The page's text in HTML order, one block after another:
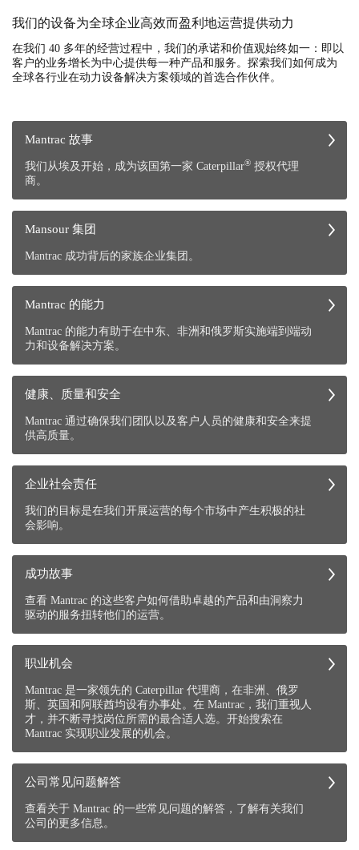
我们的设备为全球企业高效而盈利地运营提供动力
在我们 40 多年的经营过程中，我们的承诺和价值观始终如一：即以
客户的业务增长为中心提供每一种产品和服务。探索我们如何成为
全球各行业在动力设备解决方案领域的首选合作伙伴。
Mantrac 故事
我们从埃及开始，成为该国第一家 Caterpillar® 授权代理
商。
Mansour 集团
Mantrac 成功背后的家族企业集团。
Mantrac 的能力
Mantrac 的能力有助于在中东、非洲和俄罗斯实施端到端动
力和设备解决方案。
健康、质量和安全
Mantrac 通过确保我们团队以及客户人员的健康和安全来提
供高质量。
企业社会责任
我们的目标是在我们开展运营的每个市场中产生积极的社
会影响。
成功故事
查看 Mantrac 的这些客户如何借助卓越的产品和由洞察力
驱动的服务扭转他们的运营。
职业机会
Mantrac 是一家领先的 Caterpillar 代理商，在非洲、俄罗
斯、英国和阿联酋均设有办事处。在 Mantrac，我们重视人
才，并不断寻找岗位所需的最合适人选。开始搜索在
Mantrac 实现职业发展的机会。
公司常见问题解答
查看关于 Mantrac 的一些常见问题的解答，了解有关我们
公司的更多信息。